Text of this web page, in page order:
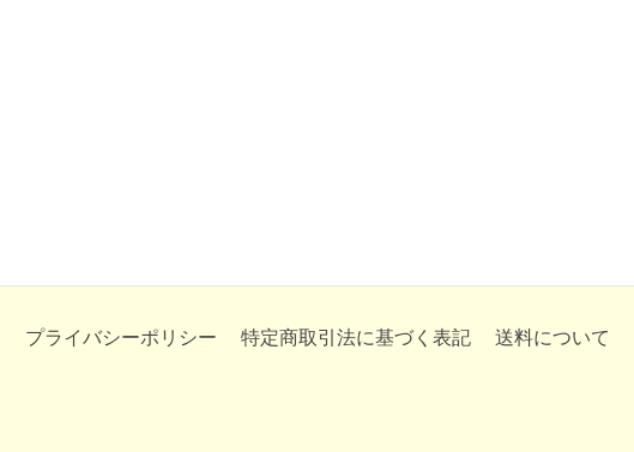
プライバシーポリシー 特定商取引法に基づく表記 送料について